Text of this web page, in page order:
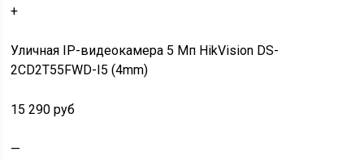
+
Уличная IP-видеокамера 5 Мп HikVision DS-
2CD2T55FWD-I5 (4mm)
15 290 руб
—